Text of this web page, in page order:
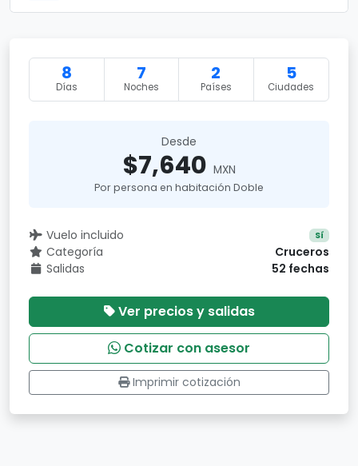
8
Días
7
Noches
2
Países
5
Ciudades
Desde
$7,640 MXN
Por persona en habitación Doble
Vuelo incluido Sí
Categoría
Cruceros
Salidas
52 fechas
Ver precios y salidas
Cotizar con asesor
Imprimir cotización